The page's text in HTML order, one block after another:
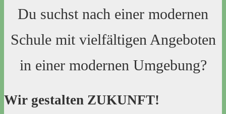
Du suchst nach einer modernen
Schule mit vielfältigen Angeboten
in einer modernen Umgebung?
Wir gestalten ZUKUNFT!